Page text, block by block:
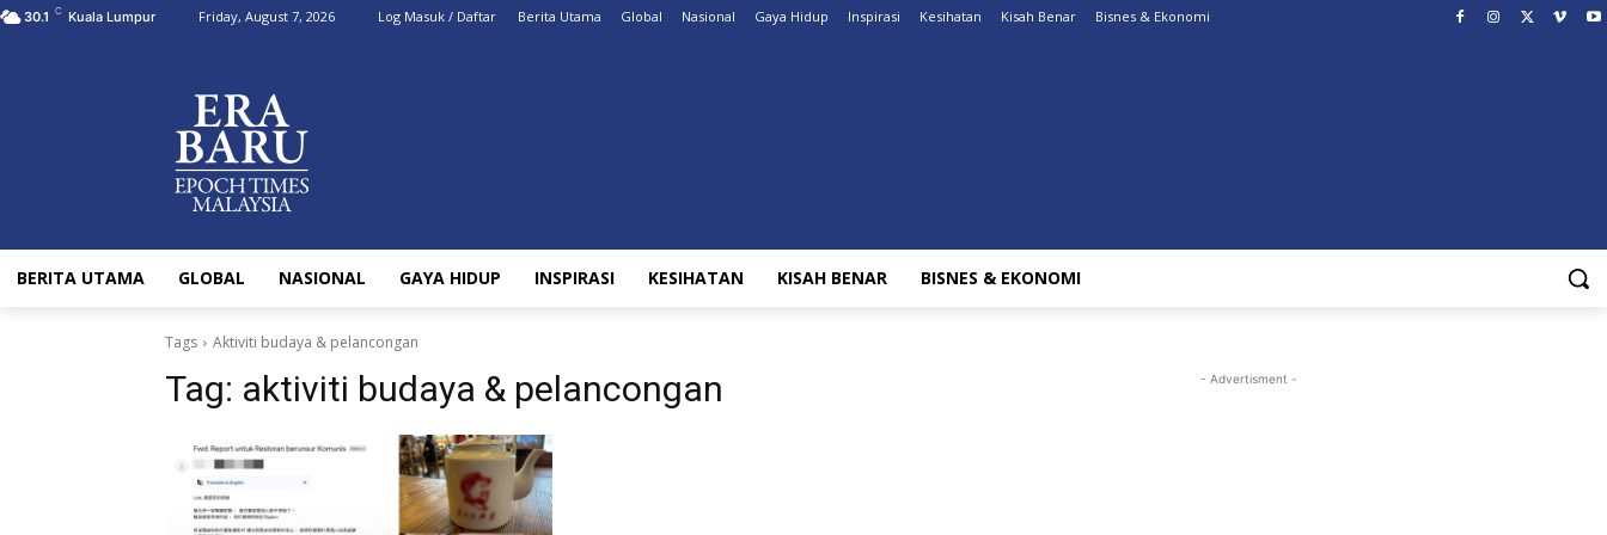
30.1 C Kuala Lumpur Friday, August 7, 2026 Log Masuk / Daftar Berita Utama Global Nasional Gaya Hidup Inspirasi Kesihatan Kisah Benar Bisnes & Ekonomi
BERITA UTAMA GLOBAL NASIONAL GAYA HIDUP INSPIRASI KESIHATAN KISAH BENAR BISNES & EKONOMI
Tags Aktiviti budaya & pelancongan
Tag: aktiviti budaya & pelancongan - Advertisment -